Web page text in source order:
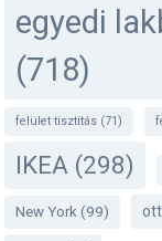
egyedi
(718)
felület tisztítás(71)
IKEA (298)
New York(99)